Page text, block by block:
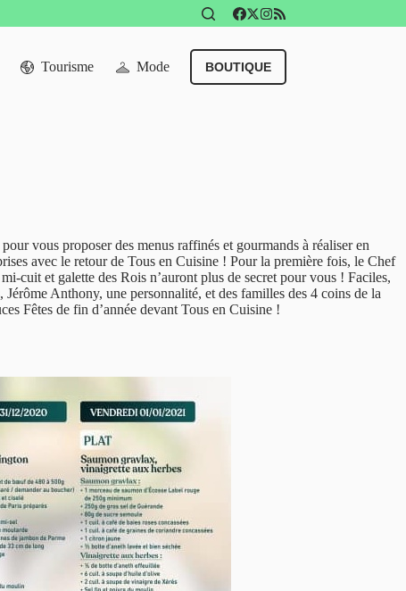
Tourisme Mode BOUTIQUE
vous proposer des menus raffinés et gourmands à réaliser en
avec le retour de Tous en Cuisine ! Pour la première fois, le Chef
cuit et galette des Rois n’auront plus de secret pour vous ! Faciles,
Anthony, une personnalité, et des familles des 4 coins de la
Fêtes de fin d’année devant Tous en Cuisine !